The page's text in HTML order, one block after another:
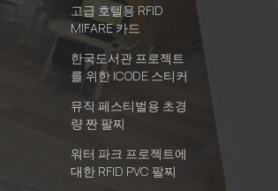
고급 호텔용 RFID
MIFARE 카드
한국도서관 프로젝트
를 위한 ICODE 스티커
뮤직 페스티벌용 초경
량 짠 팔찌
워터 파크 프로젝트에
대한 RFID PVC 팔찌